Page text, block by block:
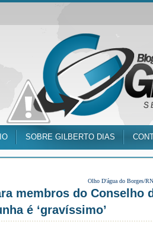
SOBRE GILBERTO DIAS
Olho D'água do Borges/
membros do Conselho
é ‘gravíssimo’